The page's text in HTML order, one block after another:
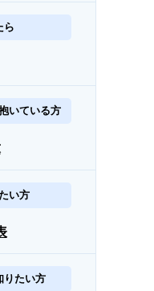
ら
いている方
い方
りたい方